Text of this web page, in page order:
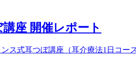
講座 開催レポート
ス式耳つぼ講座（耳介療法1日コ